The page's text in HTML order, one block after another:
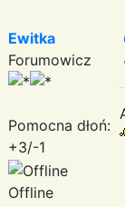
Ewitka
Forumowicz
Pomocna dłoń:
+3/-1
Offline